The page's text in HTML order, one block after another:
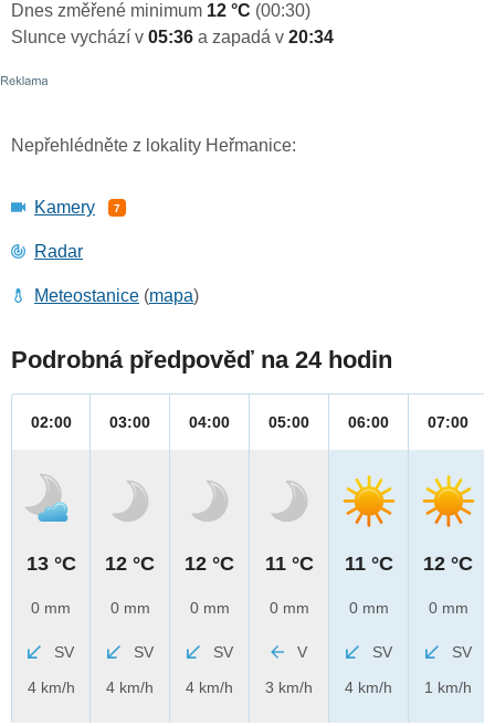
Dnes změřené minimum 12 °C (00:30)
Slunce vychází v 05:36 a zapadá v 20:34
Nepřehlédněte z lokality Heřmanice:
Kamery 7
Radar
Meteostanice (mapa)
Podrobná předpověď na 24 hodin
02:00
13 °C
0 mm
SV
4 km/h
03:00
12 °C
0 mm
SV
4 km/h
04:00
12 °C
0 mm
SV
4 km/h
05:00
11 °C
0 mm
V
3 km/h
06:00
11 °C
0 mm
SV
4 km/h
07:00
12 °C
0 mm
SV
1 km/h